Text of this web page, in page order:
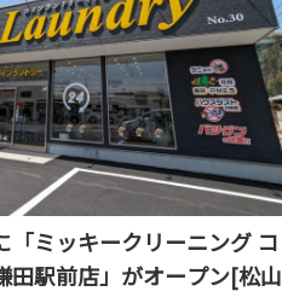
「ミッキークリーニング コ
田駅前店」がオープン[松山